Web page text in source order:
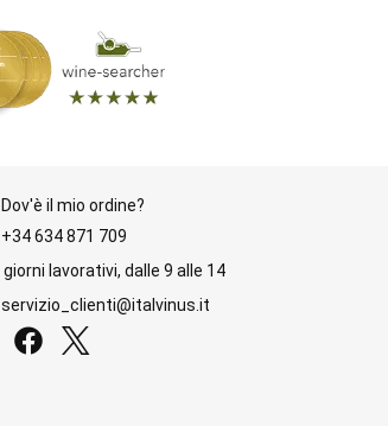
Dov'è il mio ordine?
+34 634 871 709
giorni lavorativi, dalle 9 alle 14
servizio_clienti@italvinus.it